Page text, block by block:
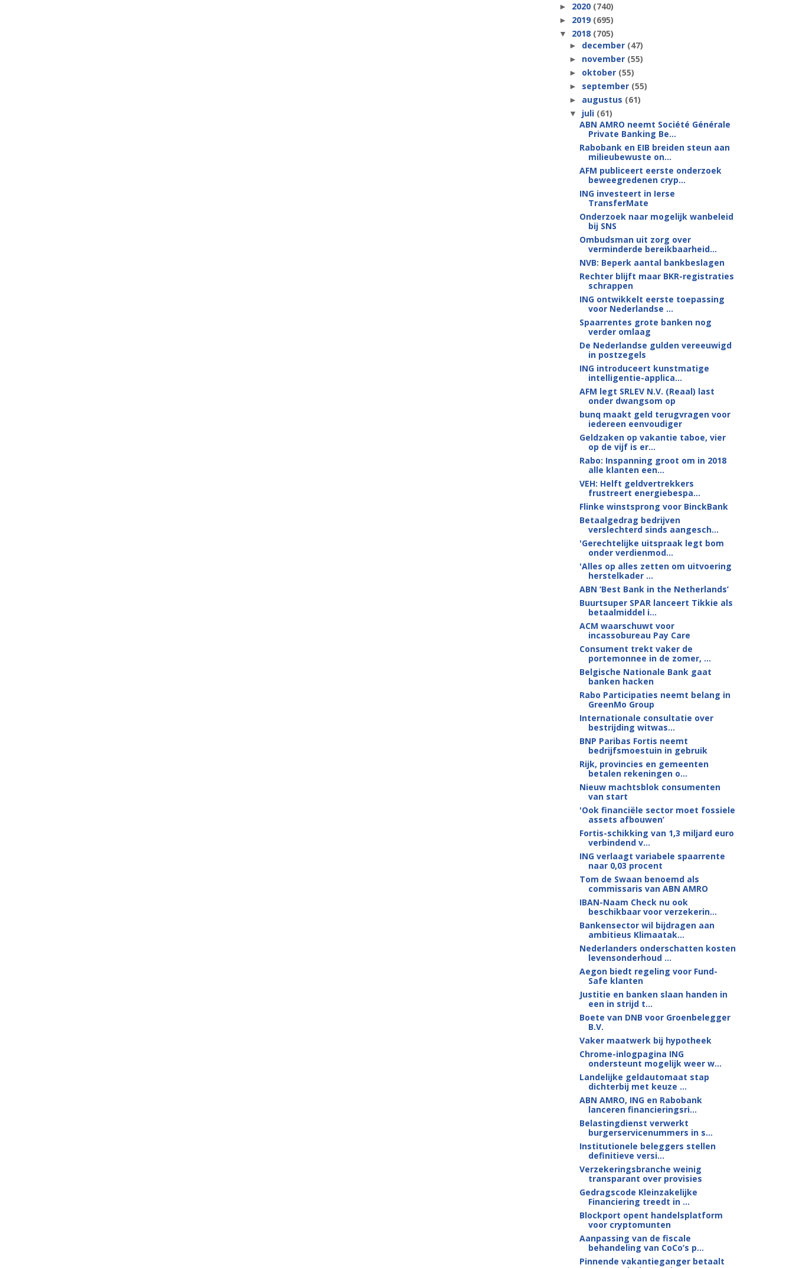
► 2020 (740)
► 2019 (695)
▼ 2018 (705)
► december (47)
► november (55)
► oktober (55)
► september (55)
► augustus (61)
▼ juli (61)
ABN AMRO neemt Société Générale
Private Banking Be...
Rabobank en EIB breiden steun aan
milieubewuste on...
AFM publiceert eerste onderzoek
beweegredenen cryp...
ING investeert in Ierse
TransferMate
Onderzoek naar mogelijk wanbeleid
bij SNS
Ombudsman uit zorg over
verminderde bereikbaarheid...
NVB: Beperk aantal bankbeslagen
Rechter blijft maar BKR-registraties
schrappen
ING ontwikkelt eerste toepassing
voor Nederlandse ...
Spaarrentes grote banken nog
verder omlaag
De Nederlandse gulden vereeuwigd
in postzegels
ING introduceert kunstmatige
intelligentie-applica...
AFM legt SRLEV N.V. (Reaal) last
onder dwangsom op
bunq maakt geld terugvragen voor
iedereen eenvoudiger
Geldzaken op vakantie taboe, vier
op de vijf is er...
Rabo: Inspanning groot om in 2018
alle klanten een...
VEH: Helft geldvertrekkers
frustreert energiebespa...
Flinke winstsprong voor BinckBank
Betaalgedrag bedrijven
verslechterd sinds aangesch...
'Gerechtelijke uitspraak legt bom
onder verdienmod...
'Alles op alles zetten om uitvoering
herstelkader ...
ABN ‘Best Bank in the Netherlands’
Buurtsuper SPAR lanceert Tikkie als
betaalmiddel i...
ACM waarschuwt voor
incassobureau Pay Care
Consument trekt vaker de
portemonnee in de zomer, ...
Belgische Nationale Bank gaat
banken hacken
Rabo Participaties neemt belang in
GreenMo Group
Internationale consultatie over
bestrijding witwas...
BNP Paribas Fortis neemt
bedrijfsmoestuin in gebruik
Rijk, provincies en gemeenten
betalen rekeningen o...
Nieuw machtsblok consumenten
van start
'Ook financiële sector moet fossiele
assets afbouwen’
Fortis-schikking van 1,3 miljard euro
verbindend v...
ING verlaagt variabele spaarrente
naar 0,03 procent
Tom de Swaan benoemd als
commissaris van ABN AMRO
IBAN-Naam Check nu ook
beschikbaar voor verzekerin...
Bankensector wil bijdragen aan
ambitieus Klimaatak...
Nederlanders onderschatten kosten
levensonderhoud ...
Aegon biedt regeling voor Fund-
Safe klanten
Justitie en banken slaan handen in
een in strijd t...
Boete van DNB voor Groenbelegger
B.V.
Vaker maatwerk bij hypotheek
Chrome-inlogpagina ING
ondersteunt mogelijk weer w...
Landelijke geldautomaat stap
dichterbij met keuze ...
ABN AMRO, ING en Rabobank
lanceren financieringsri...
Belastingdienst verwerkt
burgerservicenummers in s...
Institutionele beleggers stellen
definitieve versi...
Verzekeringsbranche weinig
transparant over provisies
Gedragscode Kleinzakelijke
Financiering treedt in ...
Blockport opent handelsplatform
voor cryptomunten
Aanpassing van de fiscale
behandeling van CoCo’s p...
Pinnende vakantieganger betaalt